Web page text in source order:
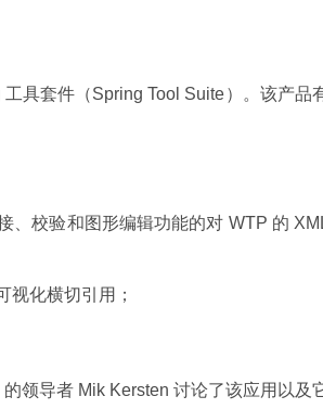
具套件（Spring Tool Suite）。该产品
、校验和图形编辑功能的对 WTP 的
视化横切引用；
领导者 Mik Kersten 讨论了该应用以及